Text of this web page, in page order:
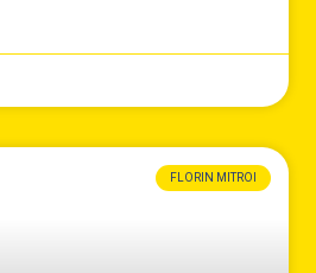
FLORIN MITROI